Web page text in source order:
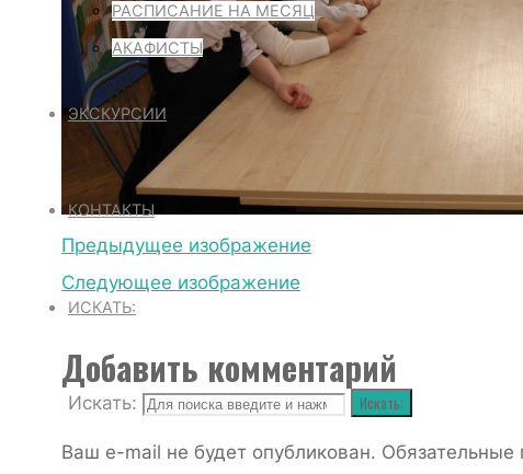
РАСПИСАНИЕ НА МЕСЯЦ
АКАФИСТЫ
ЭКСКУРСИИ
КОНТАКТЫ
ИСКАТЬ:
Искать: Искать:
Предыдущее изображение
Следующее изображение
Добавить комментарий
Ваш e-mail не будет опубликован.